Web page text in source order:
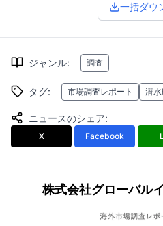
一括ダウ
ジャンル: 調査
タグ: 市場調査レポート 潜
ニュースのシェア:
X Facebook
株式会社グローバル